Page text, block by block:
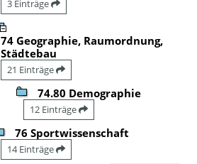
3 Einträge
74 Geographie, Raumordnung,
Städtebau
21 Einträge
74.80 Demographie
12 Einträge
76 Sportwissenschaft
14 Einträge